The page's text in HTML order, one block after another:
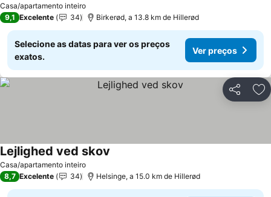
Casa/apartamento inteiro
9,1 Excelente 34 Birkerød, a 13.8 km de Hillerød
Selecione as datas para ver os preços
exatos.
Ver preços
Partilhar
Casa/apartamento inteiro
Lejlighed ved skov
8,7 Excelente 34 Helsinge, a 15.0 km de Hillerød